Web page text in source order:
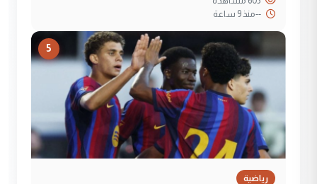
--منذ 9 ساعة
5
رياضية